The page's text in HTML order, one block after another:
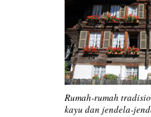
Rumah-rumah
kayu dan jendela-